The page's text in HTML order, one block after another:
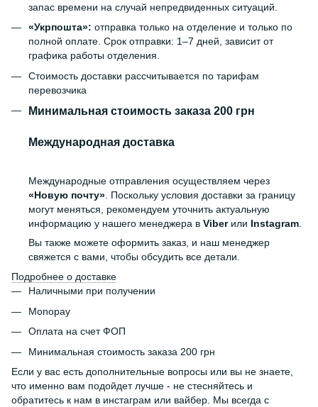
запас времени на случай непредвиденных ситуаций.
«Укрпошта»: отправка только на отделение и только по
полной оплате. Срок отправки: 1–7 дней, зависит от
графика работы отделения.
Стоимость доставки рассчитывается по тарифам
перевозчика
Минимальная стоимость заказа 200 грн
Международная доставка
Международные отправления осуществляем через
«Новую почту» . Поскольку условия доставки за границу
могут меняться, рекомендуем уточнить актуальную
информацию у нашего менеджера в Viberили Instagram
Вы также можете оформить заказ, и наш менеджер
свяжется с вами, чтобы обсудить все детали.
Подробнее о доставке
Наличными при получении
Monopay
Оплата на счет ФОП
Минимальная стоимость заказа 200 грн
Если у вас есть дополнительные вопросы или вы не знаете,
что именно вам подойдет лучше - не стесняйтесь и
обратитесь к нам в инстаграм или вайбер. Мы всегда с